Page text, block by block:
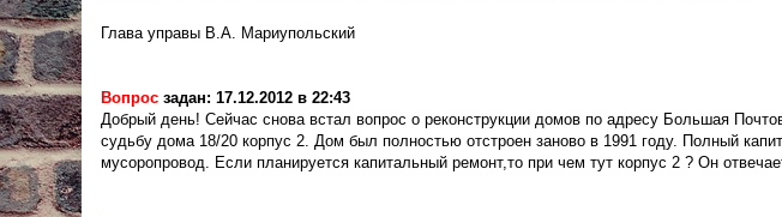
Глава управы В.А. Мариупольский
Вопрос задан: 17.12.2012 в 22:43
Добрый день! Сейчас снова встал вопрос о реконструкции домов по адресу Большая
судьбу дома 18/20 корпус 2. Дом был полностью отстроен заново в 1991 году. Полный
мусоропровод. Если планируется капитальный ремонт,то при чем тут корпус 2 ? Он